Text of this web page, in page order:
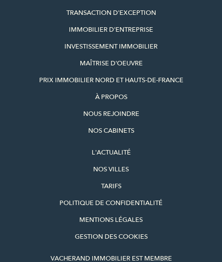
TRANSACTION D'EXCEPTION
IMMOBILIER D'ENTREPRISE
INVESTISSEMENT IMMOBILIER
MAÎTRISE D'OEUVRE
PRIX IMMOBILIER NORD ET HAUTS-DE-FRANCE
À PROPOS
NOUS REJOINDRE
NOS CABINETS
L'ACTUALITÉ
NOS VILLES
TARIFS
POLITIQUE DE CONFIDENTIALITÉ
MENTIONS LÉGALES
GESTION DES COOKIES
VACHERAND IMMOBILIER EST MEMBRE